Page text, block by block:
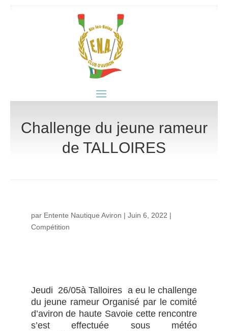
Challenge du jeune rameur
de TALLOIRES
par Entente Nautique Aviron | Juin 6, 2022 |
Compétition
Jeudi 26/05à Talloires a eu le challenge
du jeune rameur Organisé par le comité
d’aviron de haute Savoie cette rencontre
s’est effectuée sous météo